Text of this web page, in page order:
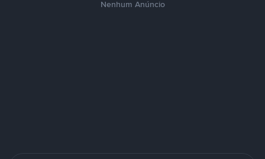
Nenhum Anúncio